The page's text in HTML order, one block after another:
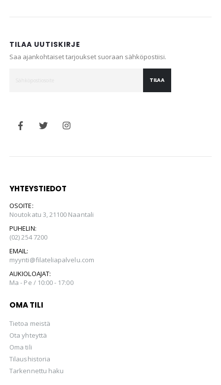
TILAA UUTISKIRJE
Saa ajankohtaiset tarjoukset suoraan sähköpostiisi.
TILAA
YHTEYSTIEDOT
OSOITE:
Noutokatu 3, 21100 Naantali
PUHELIN:
(02) 254 7200
EMAIL:
myynti@filateliapalvelu.com
AUKIOLOAJAT:
Ma - Pe / 10:00 - 17:00
OMA TILI
Tietoa meistä
Ota yhteyttä
Oma tili
Tilaushistoria
Tarkennettu haku